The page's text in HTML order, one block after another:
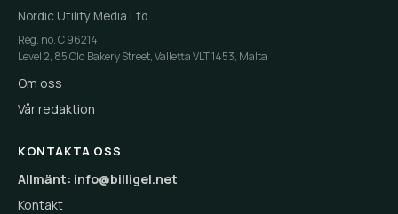
Nordic Utility Media Ltd
Reg. no. C 96214
Level 2, 85 Old Bakery Street, Valletta VLT 1453, Malta
Om oss
Vår redaktion
KONTAKTA OSS
Allmänt: info@billigel.net
Kontakt